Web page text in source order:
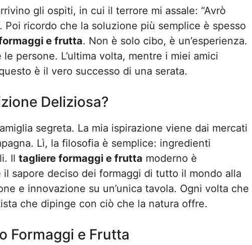
gli ospiti, in cui il terrore mi assale: “Avrò
Poi ricordo che la soluzione più semplice è spesso
e frutta. Non è solo cibo, è un’esperienza.
persone. L’ultima volta, mentre i miei amici
è il vero successo di una serata.
Deliziosa?
segreta. La mia ispirazione viene dai mercati
Lì, la filosofia è semplice: ingredienti
Il tagliere formaggi e frutta moderno è
il sapore deciso dei formaggi di tutto il mondo alla
e innovazione su un’unica tavola. Ogni volta che
che dipinge con ciò che la natura offre.
Formaggi e Frutta